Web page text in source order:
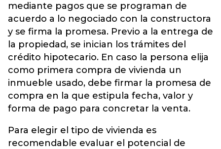
mediante pagos que se programan de
acuerdo a lo negociado con la constructora
y se firma la promesa. Previo a la entrega de
la propiedad, se inician los trámites del
crédito hipotecario. En caso la persona elija
como primera compra de vivienda un
inmueble usado, debe firmar la promesa de
compra en la que estipula fecha, valor y
forma de pago para concretar la venta.
Para elegir el tipo de vivienda es
recomendable evaluar el potencial de